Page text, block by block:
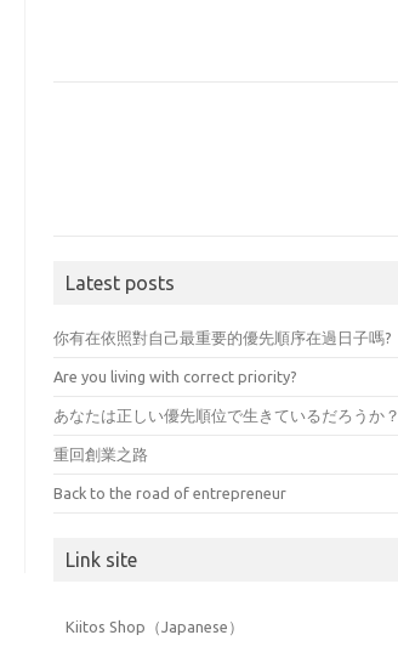
Latest posts
你有在依照對自己最重要的優先順序在過日子嗎?
Are you living with correct priority?
あなたは正しい優先順位で生きているだろうか？
重回創業之路
Back to the road of entrepreneur
Link site
Kiitos Shop（Japanese）